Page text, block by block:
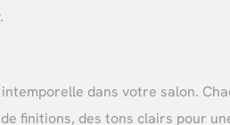
dans votre salon.
finitions, des tons clairs pour